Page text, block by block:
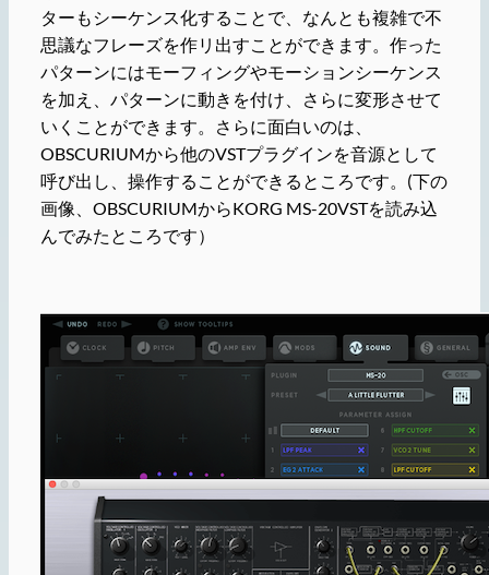
ターもシーケンス化することで、なんとも複雑で不
思議なフレーズを作リ出すことができます。作った
パターンにはモーフィングやモーションシーケンス
を加え、パターンに動きを付け、さらに変形させて
いくことができます。さらに面白いのは、
OBSCURIUMから他のVSTプラグインを音源として
呼び出し、操作することができるところです。(下の
画像、OBSCURIUMからKORG MS-20VSTを読み込
んでみたところです）